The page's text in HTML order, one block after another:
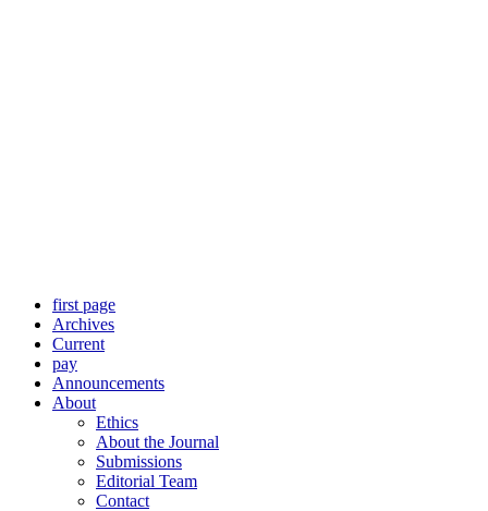
first page
Archives
Current
pay
Announcements
About
Ethics
About the Journal
Submissions
Editorial Team
Contact